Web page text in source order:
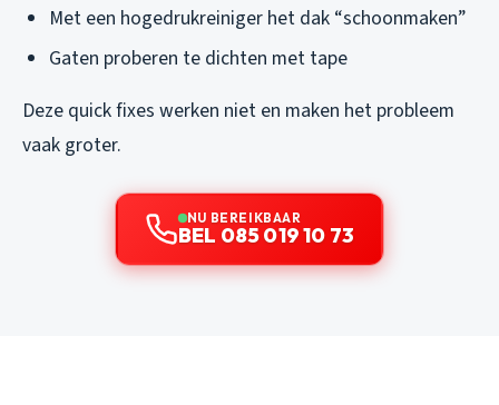
Met een hogedrukreiniger het dak “schoonmaken”
Gaten proberen te dichten met tape
Deze quick fixes werken niet en maken het probleem
vaak groter.
NU BEREIKBAAR
BEL 085 019 10 73